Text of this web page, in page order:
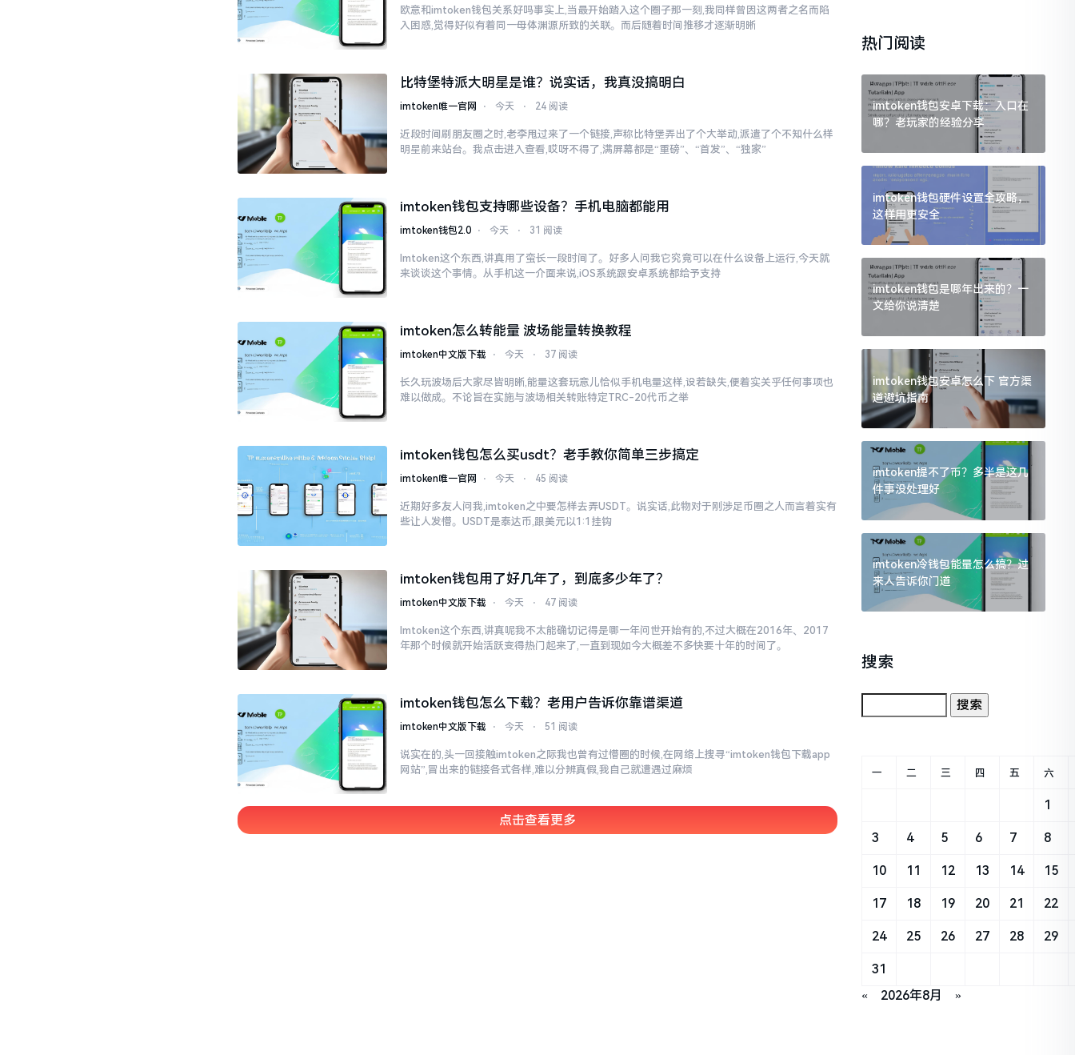
欧意和imtoken钱包关系好吗事实上,当最开始踏入这个圈子那一刻,我同样曾因这两者之名而陷
入困惑,觉得好似有着同一母体渊源所致的关联。而后随着时间推移才逐渐明晰
比特堡特派大明星是谁？说实话，我真没搞明白
imtoken唯一官网 ⋅ 今天 ⋅ 24 阅读
近段时间刷朋友圈之时,老李甩过来了一个链接,声称比特堡弄出了个大举动,派遣了个不知什么样
明星前来站台。我点击进入查看,哎呀不得了,满屏幕都是“重磅”、“首发”、“独家”
imtoken钱包支持哪些设备？手机电脑都能用
imtoken钱包2.0 ⋅ 今天 ⋅ 31 阅读
Imtoken这个东西,讲真用了蛮长一段时间了。好多人问我它究竟可以在什么设备上运行,今天就
来谈谈这个事情。从手机这一介面来说,iOS系统跟安卓系统都给予支持
imtoken怎么转能量 波场能量转换教程
imtoken中文版下载 ⋅ 今天 ⋅ 37 阅读
长久玩波场后大家尽皆明晰,能量这套玩意儿恰似手机电量这样,设若缺失,便着实关乎任何事项也
难以做成。不论旨在实施与波场相关转账特定TRC-20代币之举
imtoken钱包怎么买usdt？老手教你简单三步搞定
imtoken唯一官网 ⋅ 今天 ⋅ 45 阅读
近期好多友人问我,imtoken之中要怎样去弄USDT。说实话,此物对于刚涉足币圈之人而言着实有
些让人发懵。USDT是泰达币,跟美元以1:1挂钩
imtoken钱包用了好几年了，到底多少年了？
imtoken中文版下载 ⋅ 今天 ⋅ 47 阅读
Imtoken这个东西,讲真呢我不太能确切记得是哪一年问世开始有的,不过大概在2016年、2017
年那个时候就开始活跃变得热门起来了,一直到现如今大概差不多快要十年的时间了。
imtoken钱包怎么下载？老用户告诉你靠谱渠道
imtoken中文版下载 ⋅ 今天 ⋅ 51 阅读
说实在的,头一回接触imtoken之际我也曾有过懵圈的时候,在网络上搜寻“imtoken钱包下载app
网站”,冒出来的链接各式各样,难以分辨真假,我自己就遭遇过麻烦
点击查看更多
热门阅读
imtoken钱包安卓下载：入口在
哪？老玩家的经验分享
imtoken钱包硬件设置全攻略，
这样用更安全
imtoken钱包是哪年出来的？一
文给你说清楚
imtoken钱包安卓怎么下 官方渠
道避坑指南
imtoken提不了币？多半是这几
件事没处理好
imtoken冷钱包能量怎么搞？过
来人告诉你门道
搜索
« 2026年8月 »
一 二 三 四 五 六
1
3 4 5 6 7 8
10 11 12 13 14 15
17 18 19 20 21 22
24 25 26 27 28 29
31